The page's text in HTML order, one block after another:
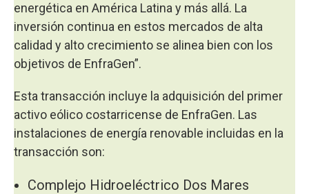
energética en América Latina y más allá. La
inversión continua en estos mercados de alta
calidad y alto crecimiento se alinea bien con los
objetivos de EnfraGen”.
Esta transacción incluye la adquisición del primer
activo eólico costarricense de EnfraGen. Las
instalaciones de energía renovable incluidas en la
transacción son:
Complejo Hidroeléctrico Dos Mares